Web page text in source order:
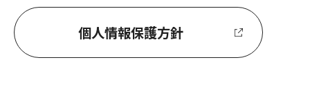
個人情報保護方針